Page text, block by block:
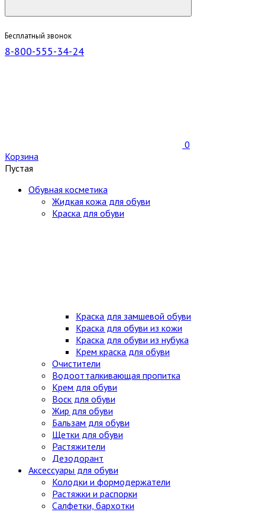
Бесплатный звонок
8-800-555-34-24
0
Корзина
Пустая
Обувная косметика
Жидкая кожа для обуви
Краска для обуви
Краска для замшевой обуви
Краска для обуви из кожи
Краска для обуви из нубука
Крем краска для обуви
Очистители
Водоотталкивающая пропитка
Крем для обуви
Воск для обуви
Жир для обуви
Бальзам для обуви
Щетки для обуви
Растяжители
Дезодорант
Аксессуары для обуви
Колодки и формодержатели
Растяжки и распорки
Салфетки, бархотки